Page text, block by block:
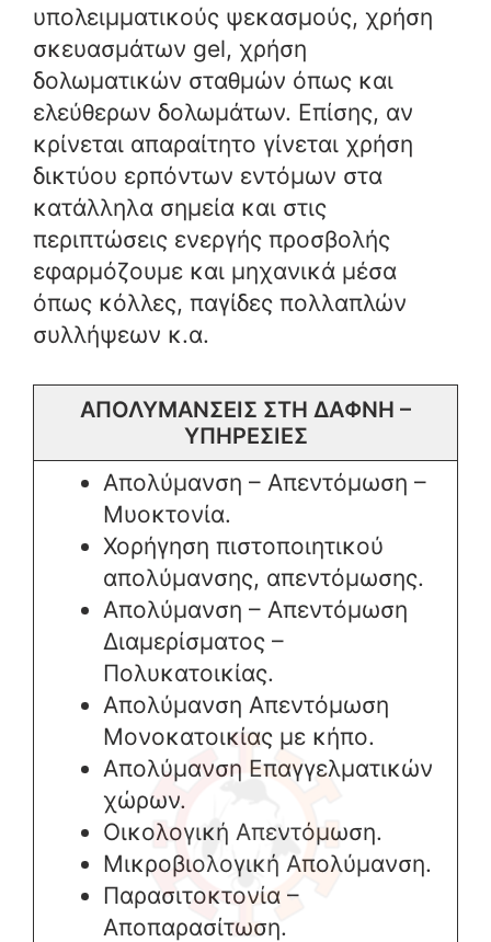
υπολειμματικούς ψεκασμούς, χρήση
σκευασμάτων gel, χρήση
δολωματικών σταθμών όπως και
ελεύθερων δολωμάτων. Επίσης, αν
κρίνεται απαραίτητο γίνεται χρήση
δικτύου ερπόντων εντόμων στα
κατάλληλα σημεία και στις
περιπτώσεις ενεργής προσβολής
εφαρμόζουμε και μηχανικά μέσα
όπως κόλλες, παγίδες πολλαπλών
συλλήψεων κ.α.
ΑΠΟΛΥΜΑΝΣΕΙΣ ΣΤΗ ΔΑΦΝΗ –
ΥΠΗΡΕΣΙΕΣ
Απολύμανση – Απεντόμωση –
Μυοκτονία.
Χορήγηση πιστοποιητικού
απολύμανσης, απεντόμωσης.
Απολύμανση – Απεντόμωση
Διαμερίσματος –
Πολυκατοικίας.
Απολύμανση Απεντόμωση
Μονοκατοικίας με κήπο.
Απολύμανση Επαγγελματικών
χώρων.
Οικολογική Απεντόμωση.
Μικροβιολογική Απολύμανση.
Παρασιτοκτονία –
Αποπαρασίτωση.